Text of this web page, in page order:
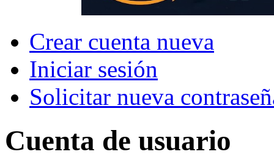
Crear cuenta nueva
Iniciar sesión
Solicitar nueva
Cuenta de usuario